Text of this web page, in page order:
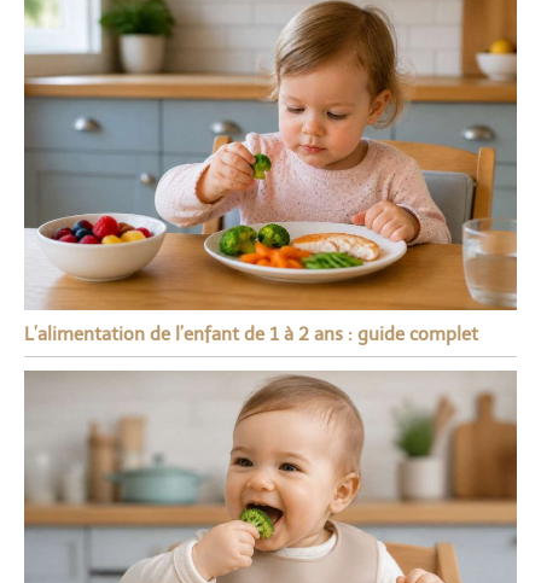
L’alimentation de l’enfant de 1 à 2 ans : guide complet